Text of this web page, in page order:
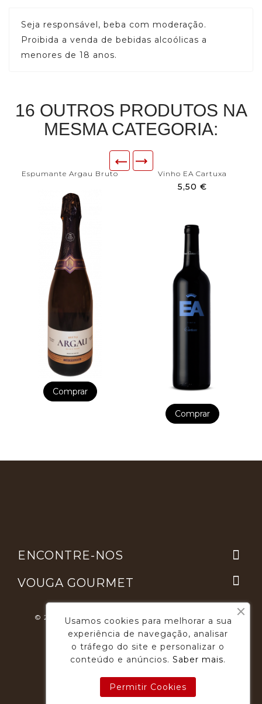
Seja responsável, beba com moderação.
Proibida a venda de bebidas alcoólicas a
menores de 18 anos.
16 OUTROS PRODUTOS NA
MESMA CATEGORIA:
Espumante Argau Bruto
Comprar
Vinho EA Cartuxa
5,50 €
Comprar
ENCONTRE-NOS 
VOUGA GOURMET 
© 2026 - Desenvolvimento E Suporte: Webfeel.pt
Usamos cookies para melhorar a sua
experiência de navegação, analisar
o tráfego do site e personalizar o
conteúdo e anúncios. Saber mais.
Permitir Cookies